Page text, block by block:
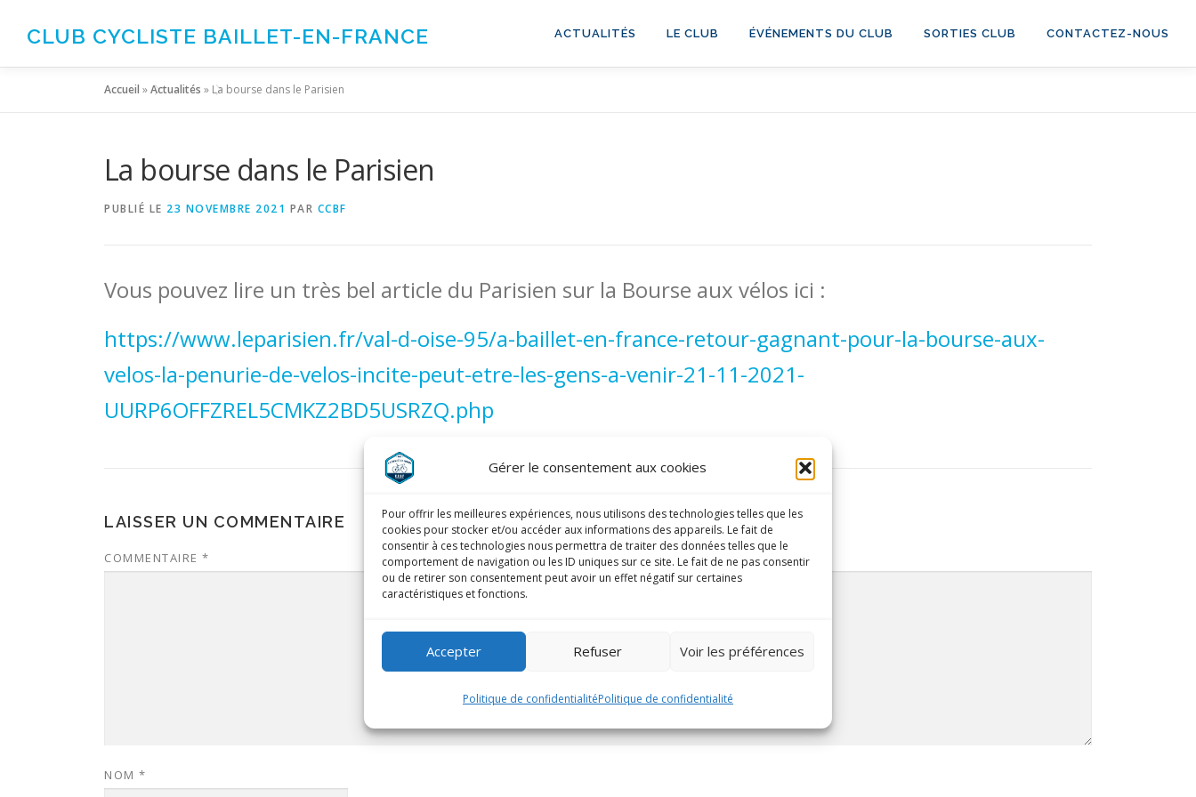
Gérer le consentement aux cookies
Pour offrir les meilleures expériences, nous utilisons des technologies telles que les
cookies pour stocker et/ou accéder aux informations des appareils. Le fait de
consentir à ces technologies nous permettra de traiter des données telles que le
comportement de navigation ou les ID uniques sur ce site. Le fait de ne pas consentir
ou de retirer son consentement peut avoir un effet négatif sur certaines
caractéristiques et fonctions.
Accepter Refuser Voir les préférences
Politique de confidentialitéPolitique de confidentialité
CLUB CYCLISTE BAILLET-EN-FRANCE ACTUALITÉS LE CLUB ÉVÉNEMENTS DU CLUB SORTIES CLUB CONTACTEZ-NOUS
Accueil »Actualités » La bourse dans le Parisien
La bourse dans le Parisien
PUBLIÉ LE 23 NOVEMBRE 2021 PAR CCBF
Vous pouvez lire un très bel article du Parisien sur la Bourse aux vélos ici :
https://www.leparisien.fr/val-d-oise-95/a-baillet-en-france-retour-gagnant-pour-la-bourse-aux-
velos-la-penurie-de-velos-incite-peut-etre-les-gens-a-venir-21-11-2021-
UURP6OFFZREL5CMKZ2BD5USRZQ.php
LAISSER UN COMMENTAIRE
COMMENTAIRE *
NOM *